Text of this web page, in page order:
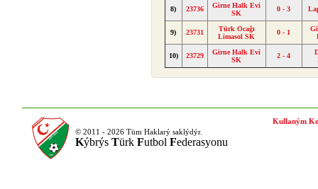
8) 23736
Girne Halk Evi
SK
0 - 3
9) 23731
Türk Ocağı
Limasol SK
0 - 1
10) 23729
Girne Halk Evi
SK
2 - 4
© 2011 - 2026 Tüm Haklarý saklýdýr.
Kýbrýs Türk Futbol Federasyonu
Kullaným